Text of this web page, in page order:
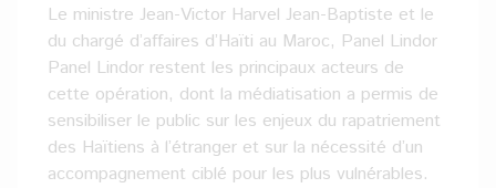
Le ministre Jean-Victor Harvel Jean-Baptiste et le
du chargé d’affaires d’Haïti au Maroc, Panel Lindor
Panel Lindor restent les principaux acteurs de
cette opération, dont la médiatisation a permis de
sensibiliser le public sur les enjeux du rapatriement
des Haïtiens à l’étranger et sur la nécessité d’un
accompagnement ciblé pour les plus vulnérables.